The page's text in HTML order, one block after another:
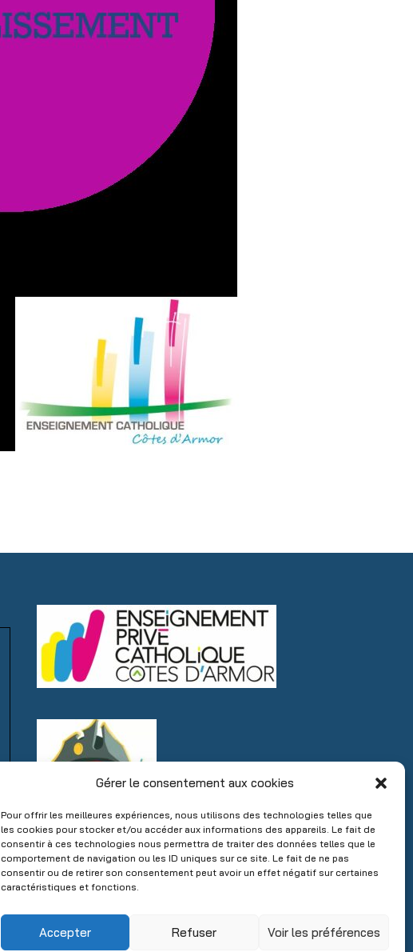
Gérer le consentement aux cookies
Pour offrir les meilleures expériences, nous utilisons des technologies telles que
les cookies pour stocker et/ou accéder aux informations des appareils. Le fait de
consentir à ces technologies nous permettra de traiter des données telles que le
comportement de navigation ou les ID uniques sur ce site. Le fait de ne pas
consentir ou de retirer son consentement peut avoir un effet négatif sur certaines
caractéristiques et fonctions.
Accepter Refuser Voir les préférences